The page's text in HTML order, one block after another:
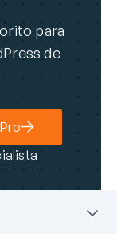
para
de